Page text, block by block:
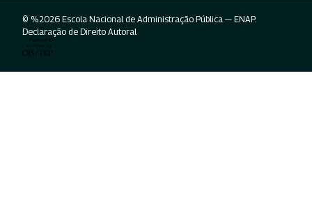
© %2026 Escola Nacional de Administração Pública — ENAP.
Declaração de Direito Autoral